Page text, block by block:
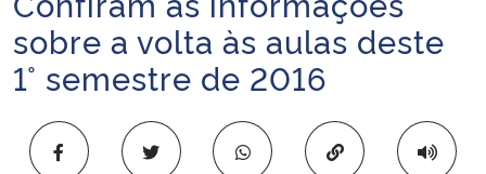
Ministério da Agricultura, Pecuária e Abastecimento
Ministério da Cidadania
sobre a volta às aulas deste
1° semestre de 2016
Copiar para área